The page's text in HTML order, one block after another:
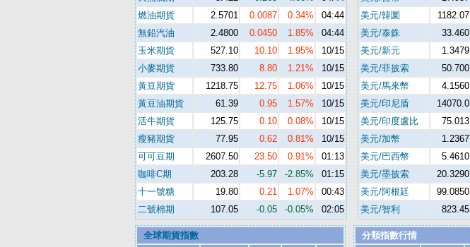
燃油期貨
2.5701 0.0087 0.34%
04:44
無鉛汽油
2.4800 0.0450 1.85%
04:44
玉米期貨
527.10 10.10 1.95%
10/15
小麥期貨
733.80 8.80 1.21%
10/15
黃豆期貨
1218.75 12.75 1.06%
10/15
黃豆油期貨
61.39 0.95 1.57%
10/15
活牛期貨
125.75 0.10 0.08%
10/15
瘦豬期貨
77.95 0.62 0.81%
10/15
可可豆期
2607.50 23.50 0.91%
01:13
咖啡C期
203.28 -5.97 -2.85%
01:15
十一號糖
19.80 0.21 1.07%
00:43
二號棉期
107.05 -0.05 -0.05% 02:05
美元/韓圜
1182.07
美元/泰銖
33.460
美元/新元
1.3479
美元/菲披索
50.700
美元/馬來幣
4.1560
美元/印尼盾
14070.0
美元/印度盧比
75.013
美元/加幣
1.2367
美元/巴西幣
5.4610
美元/墨披索
20.3290
美元/阿根廷
99.0850
美元/智利
823.45
全球期貨指數
分類指數行情